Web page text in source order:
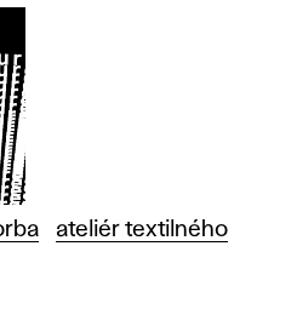
ateliér textilného